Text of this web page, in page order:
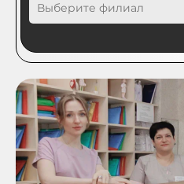
Выберите филиал